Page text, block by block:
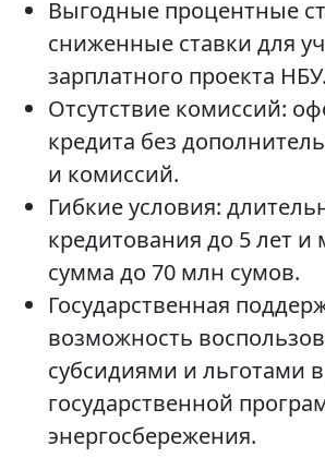
Выгодные процентные
сниженные ставки для
зарплатного проекта НБУ.
Отсутствие комиссий:
кредита без
и комиссий.
Гибкие условия:
кредитования до 5 лет и
сумма до 70 млн сумов.
Государственная
возможность
субсидиями и льготами
государственной
энергосбережения.